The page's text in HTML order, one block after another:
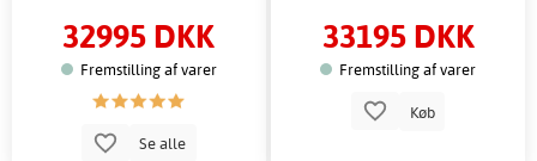
32995 DKK
Fremstilling af varer
Se alle
33195 DKK
Fremstilling af varer
Køb